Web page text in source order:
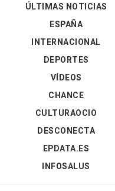
ÚLTIMAS NOTICIAS
ESPAÑA
INTERNACIONAL
DEPORTES
VÍDEOS
CHANCE
CULTURAOCIO
DESCONECTA
EPDATA.ES
INFOSALUS